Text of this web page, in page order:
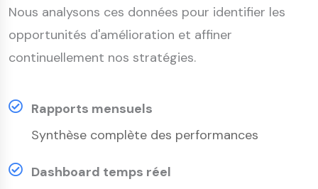
Nous analysons ces données pour identifier les
opportunités d'amélioration et affiner
continuellement nos stratégies.
Rapports mensuels
Synthèse complète des performances
Dashboard temps réel